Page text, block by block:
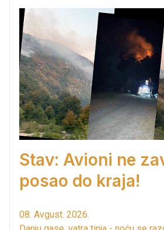
Stav: Avioni ne
posao do kraja!
08. Avgust. 2026.